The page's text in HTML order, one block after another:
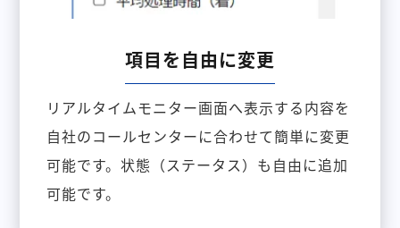
項目を自由に変更
リアルタイムモニター画面へ表示する内容を
自社のコールセンターに合わせて簡単に変更
可能です。状態（ステータス）も自由に追加
可能です。